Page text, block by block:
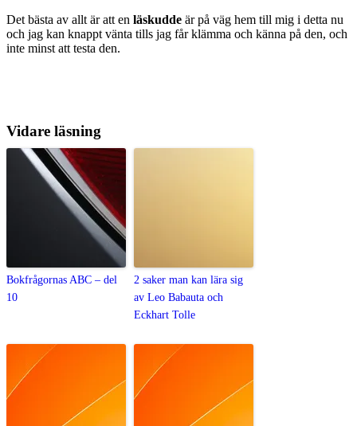
Det bästa av allt är att en läskudde är på väg hem till mig i detta nu
och jag kan knappt vänta tills jag får klämma och känna på den, och
inte minst att testa den.
Vidare läsning
Bokfrågornas ABC – del
10
2 saker man kan lära sig
av Leo Babauta och
Eckhart Tolle